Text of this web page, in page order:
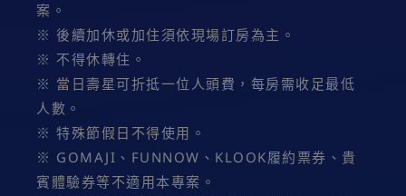
案。
※ 後續加休或加住須依現場訂房為主。
※ 不得休轉住。
※ 當日壽星可折抵一位人頭費，每房需收足最低
人數。
※ 特殊節假日不得使用。
※ GOMAJI、FUNNOW、KLOOK履約票券、貴
賓體驗券等不適用本專案。